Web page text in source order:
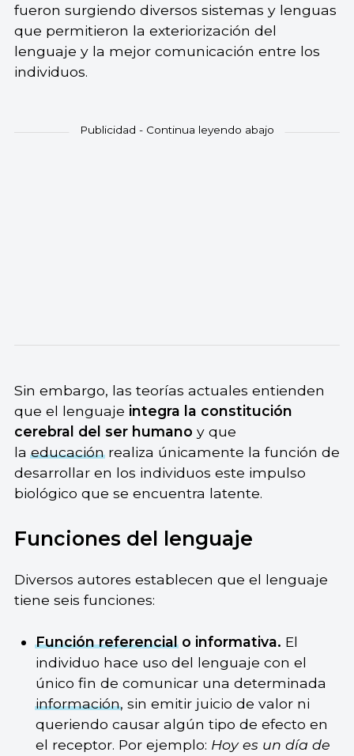
fueron surgiendo diversos sistemas y lenguas
que permitieron la exteriorización del
lenguaje y la mejor comunicación entre los
individuos.
Sin embargo, las teorías actuales entienden
que el lenguaje integra la constitución
cerebral del ser humano y que
laeducaciónrealiza únicamente la función de
desarrollar en los individuos este impulso
biológico que se encuentra latente.
Funciones del lenguaje
Diversos autores establecen que el lenguaje
tiene seis funciones:
Función referencialo informativa. El
individuo hace uso del lenguaje con el
único fin de comunicar una determinada
información, sin emitir juicio de valor ni
queriendo causar algún tipo de efecto en
el receptor. Por ejemplo: Hoy es un día de